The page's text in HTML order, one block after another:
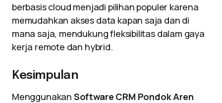
berbasis cloud menjadi pilihan populer karena
memudahkan akses data kapan saja dan di
mana saja, mendukung fleksibilitas dalam gaya
kerja remote dan hybrid.
Kesimpulan
Menggunakan Software CRM Pondok Aren